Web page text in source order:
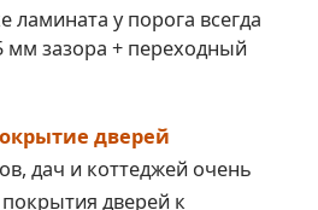
ламината у порога всегда
мм зазора + переходный
дверей
дач и коттеджей очень
дверей к